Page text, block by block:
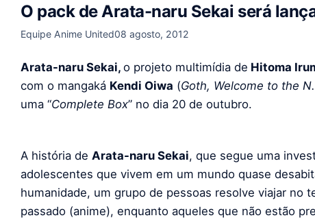
O pack de Arata-naru Sekai será
Equipe Anime United08 agosto, 2012
Arata-naru Sekai, o projeto multimídia de Hitoma
com o mangaká Kendi Oiwa (Goth, Welcome to the
uma “Complete Box” no dia 20 de outubro.
A história de Arata-naru Sekai, que segue uma
adolescentes que vivem em um mundo quase
humanidade, um grupo de pessoas resolve viajar no
passado (anime), enquanto aqueles que não estão